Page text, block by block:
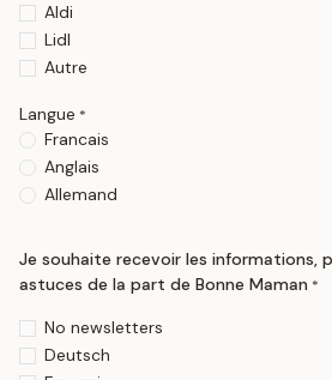
Aldi
Lidl
Autre
Langue *
Francais
Anglais
Allemand
Je souhaite recevoir les informations,
astuces de la part de Bonne Maman *
No newsletters
Deutsch